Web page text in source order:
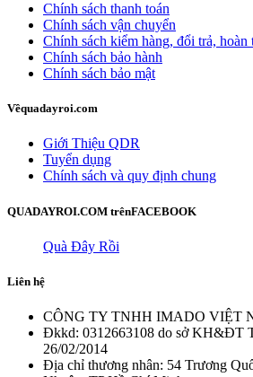
Chính sách thanh toán
Chính sách vận chuyển
Chính sách kiểm hàng, đổi trả, hoàn
Chính sách bảo hành
Chính sách bảo mật
Vềquadayroi.com
Giới Thiệu QDR
Tuyển dụng
Chính sách và quy định chung
QUADAYROI.COM trênFACEBOOK
Quà Đây Rồi
Liên hệ
CÔNG TY TNHH IMADO VIỆT
Đkkd: 0312663108 do sở KH&ĐT
26/02/2014
Địa chỉ thương nhân: 54 Trương